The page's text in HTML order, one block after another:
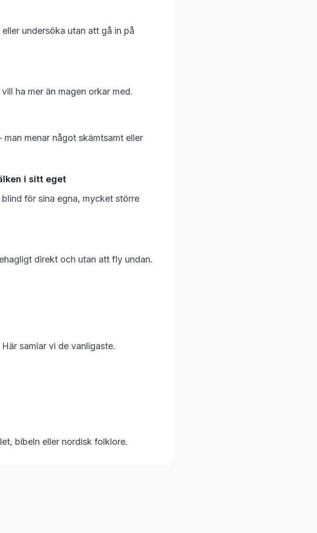
undersöka utan att gå in på
ha mer än magen orkar med.
menar något skämtsamt eller
i sitt eget
för sina egna, mycket större
direkt och utan att fly undan.
samlar vi de vanligaste.
bibeln eller nordisk folklore.